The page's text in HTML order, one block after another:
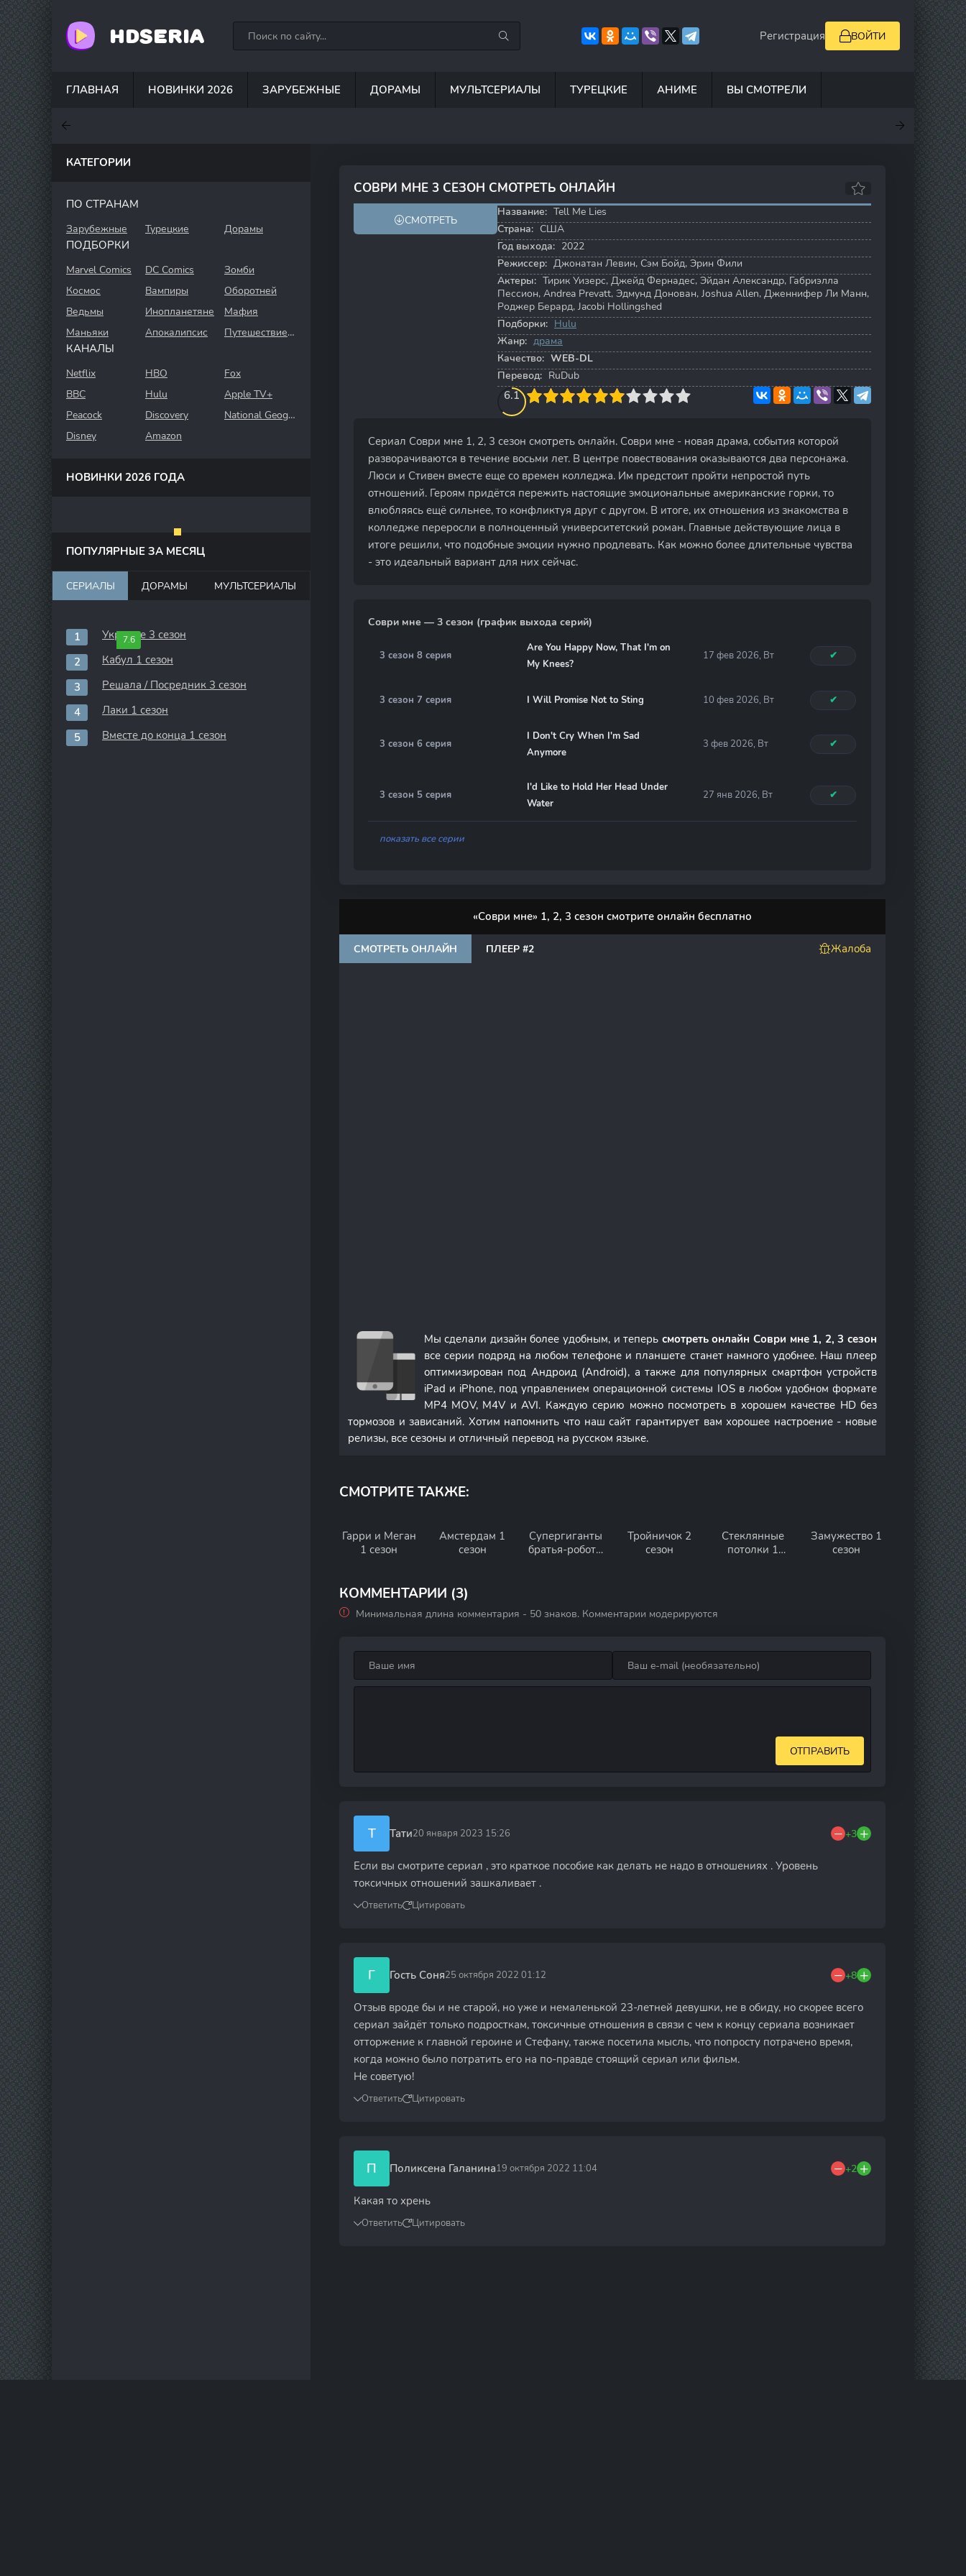
HDSERIA Регистрация ВОЙТИ
ГЛАВНАЯ НОВИНКИ 2026 ЗАРУБЕЖНЫЕ ДОРАМЫ МУЛЬТСЕРИАЛЫ ТУРЕЦКИЕ АНИМЕ ВЫ СМОТРЕЛИ
5
СОВРИ МНЕ 3 СЕЗОН СМОТРЕТЬ ОНЛАЙН
6.0 6.7
СМОТРЕТЬ
Название: Tell Me Lies
Страна: США
Год выхода: 2022
Режиссер: Джонатан Левин, Сэм Бойд, Эрин Фили
Актеры: Тирик Уизерс, Джейд Фернадес, Эйдан Александр, Габриэлла
Пессион, Andrea Prevatt, Эдмунд Донован, Joshua Allen, Дженнифер Ли Манн,
Роджер Берард, Jacobi Hollingshed
Подборки: Hulu
Жанр: драма
Качество: WEB-DL
Перевод: RuDub
6.1
4 5 6 7 8 9 10
Сериал Соври мне 1, 2, 3 сезон смотреть онлайн. Соври мне - новая драма, события которой
разворачиваются в течение восьми лет. В центре повествования оказываются два персонажа.
Люси и Стивен вместе еще со времен колледжа. Им предстоит пройти непростой путь
отношений. Героям придётся пережить настоящие эмоциональные американские горки, то
влюбляясь ещё сильнее, то конфликтуя друг с другом. В итоге, их отношения из знакомства в
колледже переросли в полноценный университетский роман. Главные действующие лица в
итоге решили, что подобные эмоции нужно продлевать. Как можно более длительные чувства
- это идеальный вариант для них сейчас.
Соври мне — 3 сезон (график выхода серий)
3 сезон 8 серия
Are You Happy Now, That I'm on
My Knees?
17 фев 2026, Вт ✔
3 сезон 7 серия I Will Promise Not to Sting 10 фев 2026, Вт ✔
3 сезон 6 серия
I Don't Cry When I'm Sad
Anymore
3 фев 2026, Вт ✔
3 сезон 5 серия
I'd Like to Hold Her Head Under
Water
27 янв 2026, Вт ✔
показать все серии
«Соври мне» 1, 2, 3 сезон смотрите онлайн бесплатно
СМОТРЕТЬ ОНЛАЙН ПЛЕЕР #2 Жалоба
Мы сделали дизайн более удобным, и теперь смотреть онлайн Соври мне 1, 2, 3 сезон
все серии подряд на любом телефоне и планшете станет намного удобнее. Наш плеер
оптимизирован под Андроид (Android), а также для популярных смартфон устройств
iPad и iPhone, под управлением операционной системы IOS в любом удобном формате
MP4 MOV, M4V и AVI. Каждую серию можно посмотреть в хорошем качестве HD без
тормозов и зависаний. Хотим напомнить что наш сайт гарантирует вам хорошее настроение - новые
релизы, все сезоны и отличный перевод на русском языке.
СМОТРИТЕ ТАКЖЕ:
Гарри и Меган
1 сезон
Амстердам 1
сезон
Супергиганты
братья-роботы
Тройничок 2
сезон
Стеклянные
потолки 1
Замужество 1
сезон
КОММЕНТАРИИ (3)
Минимальная длина комментария - 50 знаков. Комментарии модерируются
ОТПРАВИТЬ
Т Тати20 января 2023 15:26 +3
Если вы смотрите сериал , это краткое пособие как делать не надо в отношениях . Уровень
токсичных отношений зашкаливает .
Ответить Цитировать
Г Гость Соня25 октября 2022 01:12 +8
Отзыв вроде бы и не старой, но уже и немаленькой 23-летней девушки, не в обиду, но скорее всего
сериал зайдёт только подросткам, токсичные отношения в связи с чем к концу сериала возникает
отторжение к главной героине и Стефану, также посетила мысль, что попросту потрачено время,
когда можно было потратить его на по-правде стоящий сериал или фильм.
Не советую!
Ответить Цитировать
П Поликсена Галанина19 октября 2022 11:04 +2
Какая то хрень
Ответить Цитировать
КАТЕГОРИИ
ПО СТРАНАМ
Зарубежные Турецкие Дорамы
ПОДБОРКИ
Marvel Comics DC Comics
Зомби
Космос
Вампиры
Оборотней
Ведьмы
Инопланетяне
Мафия
Маньяки
Апокалипсис Путешествие во времени
КАНАЛЫ
Netflix HBO
Fox
BBC
Hulu
Apple TV+
Peacock
Discovery
National Geographic
Disney
Amazon
НОВИНКИ 2026 ГОДА
ПОПУЛЯРНЫЕ ЗА МЕСЯЦ
СЕРИАЛЫ ДОРАМЫ МУЛЬТСЕРИАЛЫ
7.6
Укрытие 3 сезон
Кабул 1 сезон
Решала / Посредник 3 сезон
Лаки 1 сезон
Вместе до конца 1 сезон